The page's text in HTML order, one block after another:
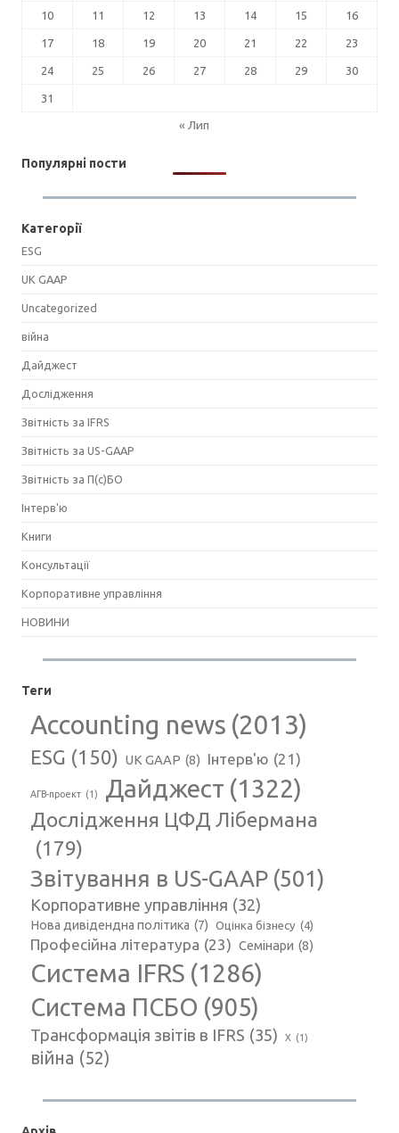
10 11 12 13 14 15 16
17 18 19 20 21 22 23
24 25 26 27 28 29 30
31
« Лип
Популярні пости
Категорії
ESG
UK GAAP
Uncategorized
війна
Дайджест
Дослідження
Звітність за IFRS
Звітність за US-GAAP
Звітність за П(с)БО
Інтерв'ю
Книги
Консультації
Корпоративне управління
НОВИНИ
Теги
Accounting news (2013)
ESG (150) UK GAAP (8) Інтерв'ю (21)
АГВ-проект (1) Дайджест (1322)
Дослідження ЦФД Лібермана
(179)
Звітування в US-GAAP (501)
Корпоративне управління (32)
Нова дивідендна політика (7) Оцінка бізнесу (4)
Професійна література (23) Семінари (8)
Система IFRS (1286)
Система ПСБО (905)
Трансформація звітів в IFRS (35) Х (1)
війна (52)